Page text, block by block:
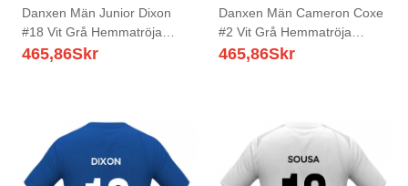
Danxen Män Junior Dixon
#18 Vit Grå Hemmatröja
Matchtröjor 2025/26 Tröjor
465,86Skr
Danxen Män Cameron Coxe
#2 Vit Grå Hemmatröja
Matchtröjor 2025/26 Tröjor
465,86Skr